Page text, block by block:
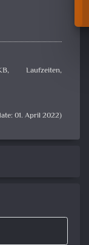
, Laufzeiten,
01. April 2022)